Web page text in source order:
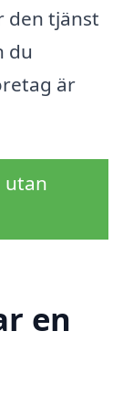
den tjänst
du
är
utan
en